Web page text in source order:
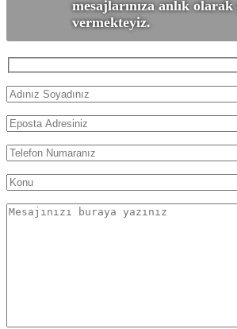
mesajlarınıza anlık olarak
vermekteyiz.